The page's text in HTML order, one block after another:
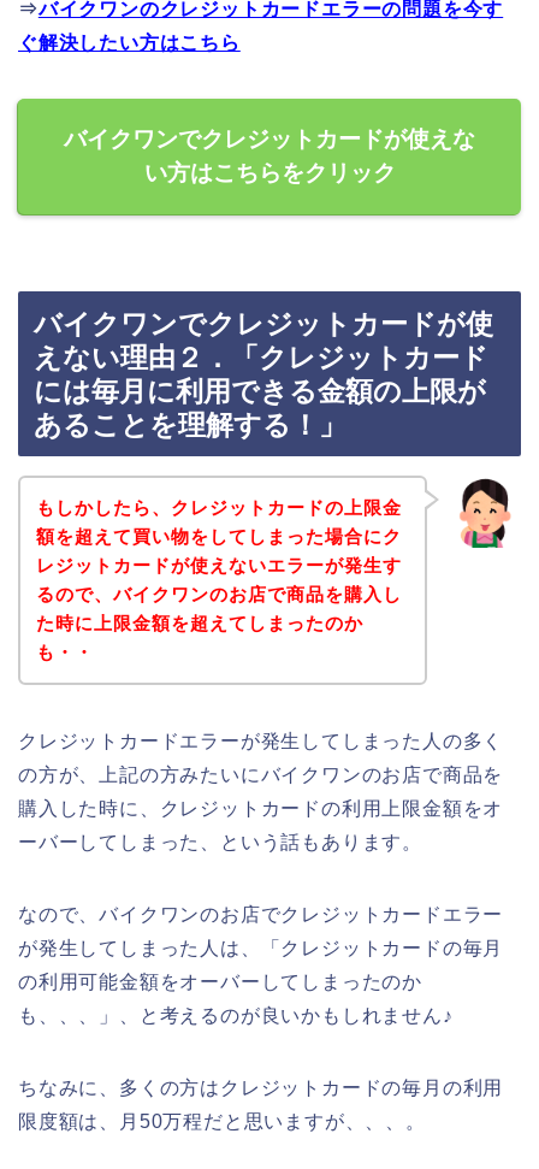
⇒バイクワンのクレジットカードエラーの問題を今す
ぐ解決したい方はこちら
バイクワンでクレジットカードが使えな
い方はこちらをクリック
バイクワンでクレジットカードが使
えない理由２．「クレジットカード
には毎月に利用できる金額の上限が
あることを理解する！」
もしかしたら、クレジットカードの上限金
額を超えて買い物をしてしまった場合にク
レジットカードが使えないエラーが発生す
るので、バイクワンのお店で商品を購入し
た時に上限金額を超えてしまったのか
も・・
クレジットカードエラーが発生してしまった人の多く
の方が、上記の方みたいにバイクワンのお店で商品を
購入した時に、クレジットカードの利用上限金額をオ
ーバーしてしまった、という話もあります。
なので、バイクワンのお店でクレジットカードエラー
が発生してしまった人は、「クレジットカードの毎月
の利用可能金額をオーバーしてしまったのか
も、、、」、と考えるのが良いかもしれません♪
ちなみに、多くの方はクレジットカードの毎月の利用
限度額は、月50万程だと思いますが、、、。